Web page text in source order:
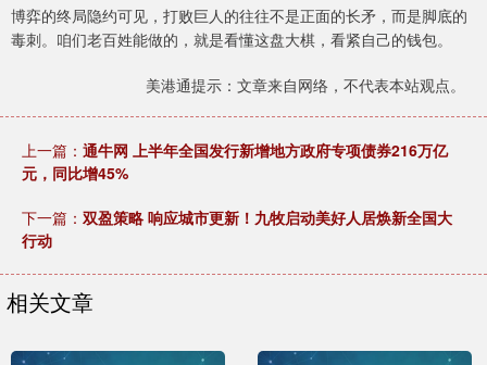
博弈的终局隐约可见，打败巨人的往往不是正面的长矛，而是脚底的
毒刺。咱们老百姓能做的，就是看懂这盘大棋，看紧自己的钱包。
美港通提示：文章来自网络，不代表本站观点。
上一篇： 通牛网 上半年全国发行新增地方政府专项债券216万亿
元，同比增45%
下一篇： 双盈策略 响应城市更新！九牧启动美好人居焕新全国大
行动
相关文章